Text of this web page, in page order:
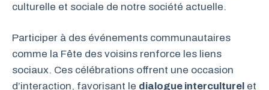
culturelle et sociale de notre société actuelle.
Participer à des événements communautaires
comme la Fête des voisins renforce les liens
sociaux. Ces célébrations offrent une occasion
d’interaction, favorisant le dialogue interculturel et